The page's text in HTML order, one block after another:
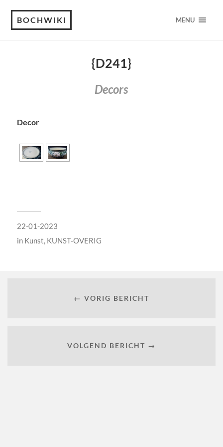
BOCHWIKI MENU
{D241}
Decors
Decor
22-01-2023
in Kunst, KUNST-OVERIG
← VORIG BERICHT
VOLGEND BERICHT →